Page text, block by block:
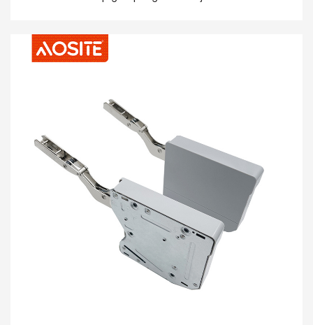
premium stiel, POM, en 20 # finishbuis, en leveret in
krêftige stypjende krêft fan 20N-150N, geskikt foar flip-
makket it iepenjen fan jo kasten sûnder muoite. It
hydraulyske ûntwerp nei ûnderen beweging foarkomt
potinsjele feiligens gefaren. It hat in spesjaal
ûntworpen funksje foar bliuwende posysje, wêrtroch jo
de opklapdoar kinne stopje yn elke hoeke neffens jo